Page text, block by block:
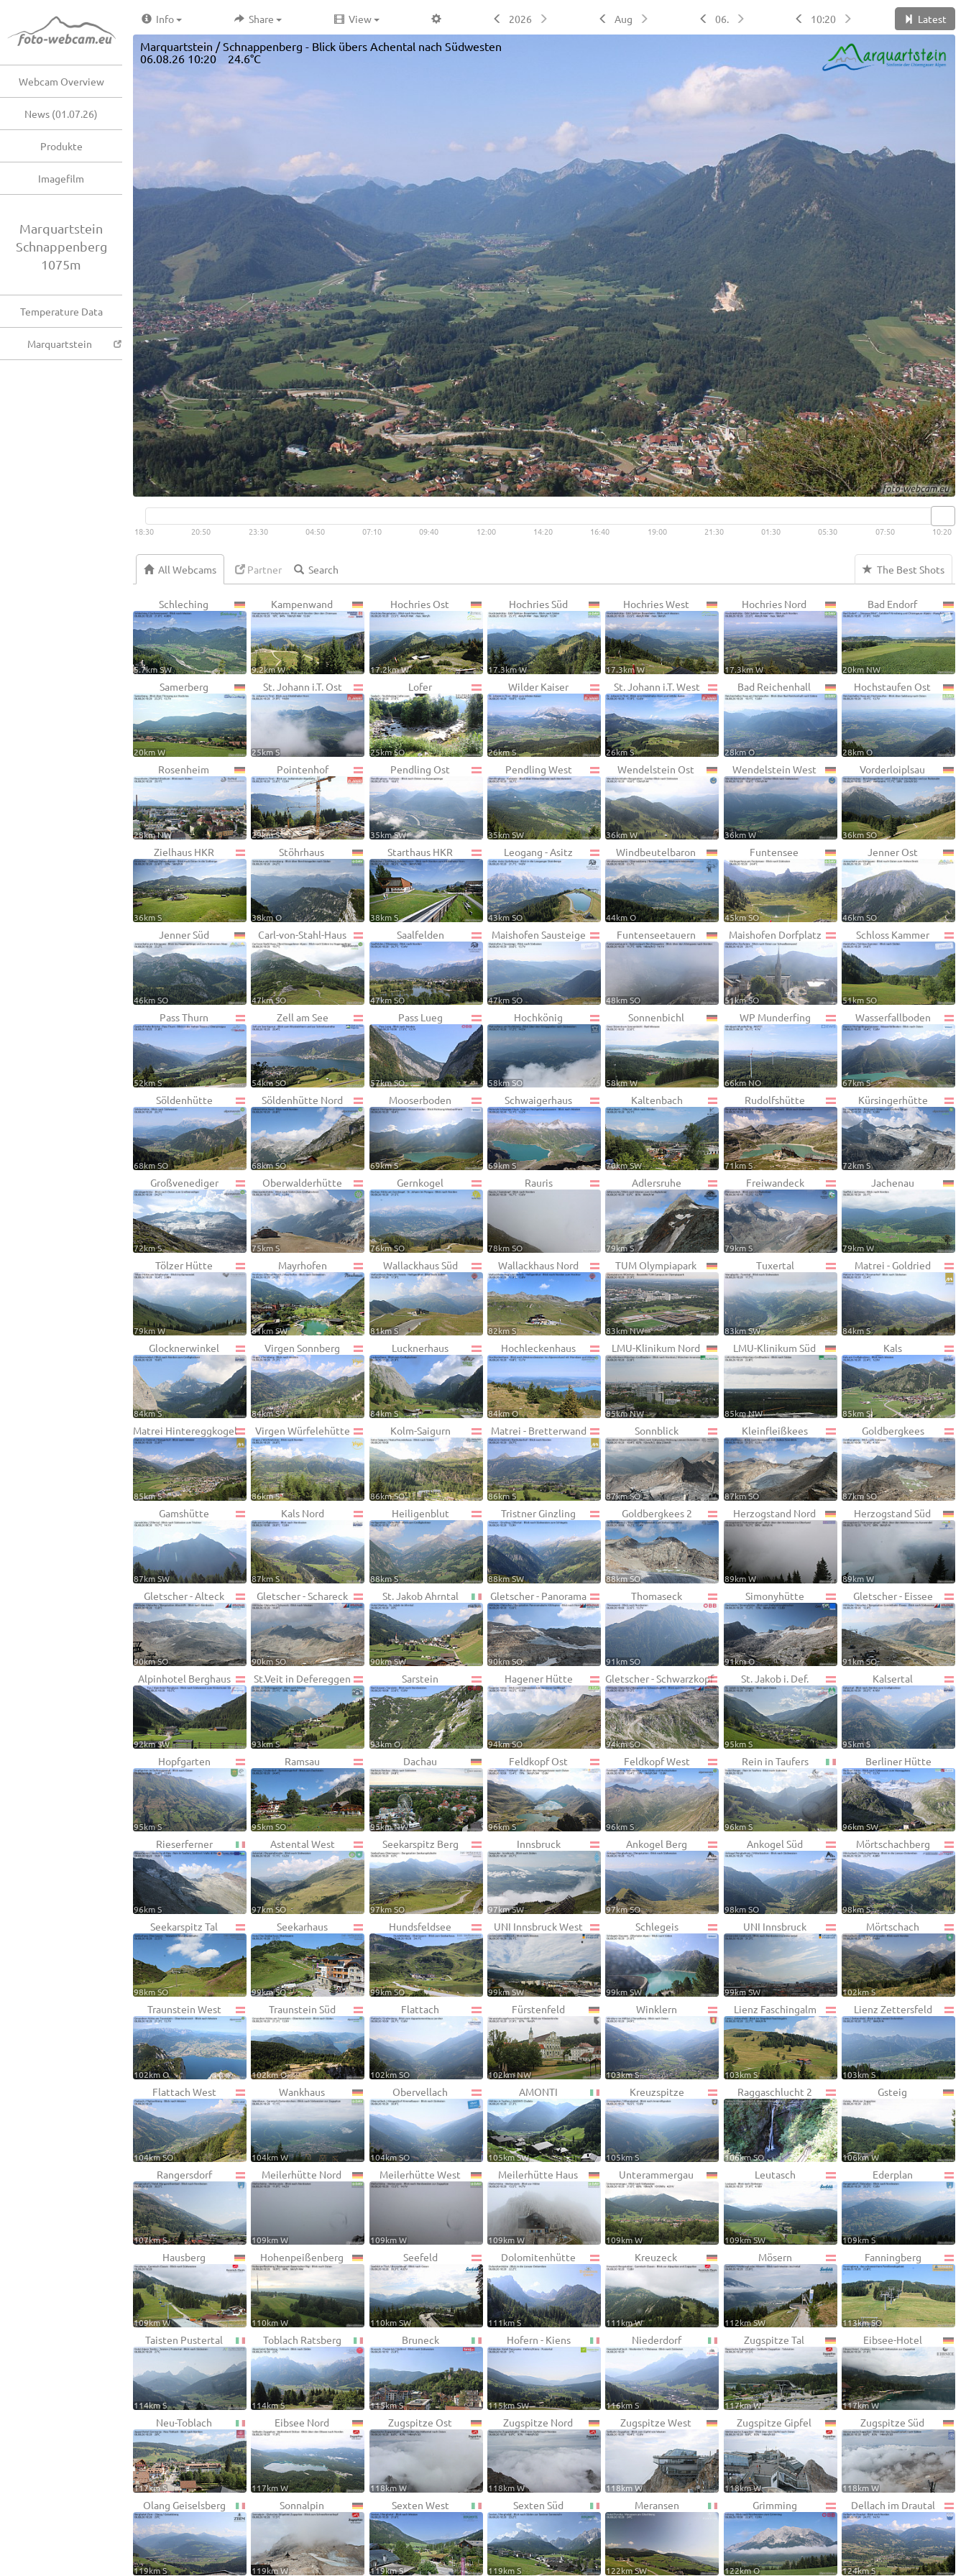
Webcam Overview
News (01.07.26)
Produkte
Imagefilm
Marquartstein
Schnappenberg
1075m
Temperature Data
Marquartstein
Info Share View 2026 Aug 06. 10:20 Latest
Marquartstein / Schnappenberg - Blick übers Achental nach Südwesten
06.08.26 10:20 24.6°C
Live video available → View
18:30 20:50 23:30 04:50 07:10 09:40 12:00 14:20 16:40 19:00 21:30 01:30 05:30 07:50 10:20
All Webcams The Best Shots
Partner
Schleching
5.7km SW
Kampenwand
9.2km W
Hochries Ost
17.2km W
Hochries Süd
17.3km W
Hochries West
17.3km W
Hochries Nord
17.3km W
Bad Endorf
20km NW
Samerberg
20km W
St. Johann i.T. Ost
25km S
Lofer
25km SO
Wilder Kaiser
26km S
St. Johann i.T. West
26km S
Bad Reichenhall
28km O
Hochstaufen Ost
28km O
Rosenheim
28km NW
Pointenhof
29km S
Pendling Ost
35km SW
Pendling West
35km SW
Wendelstein Ost
36km W
Wendelstein West
36km W
Vorderloiplsau
36km SO
Zielhaus HKR
36km S
Stöhrhaus
38km O
Starthaus HKR
38km S
Leogang - Asitz
43km SO
Windbeutelbaron
44km O
Funtensee
45km SO
Jenner Ost
46km SO
Jenner Süd
46km SO
Carl-von-Stahl-Haus
47km SO
Saalfelden
47km SO
Maishofen Sausteige
47km SO
Funtenseetauern
48km SO
Maishofen Dorfplatz
51km SO
Schloss Kammer
51km SO
Pass Thurn
52km S
Zell am See
54km SO
Pass Lueg
57km SO
Hochkönig
58km SO
Sonnenbichl
58km W
WP Munderfing
66km NO
Wasserfallboden
67km S
Söldenhütte
68km SO
Söldenhütte Nord
68km SO
Mooserboden
69km S
Schwaigerhaus
69km S
Kaltenbach
70km SW
Rudolfshütte
71km S
Kürsingerhütte
72km S
Großvenediger
72km S
Oberwalderhütte
75km S
Gernkogel
76km SO
Rauris
78km SO
Adlersruhe
79km S
Freiwandeck
79km S
Jachenau
79km W
Tölzer Hütte
79km W
Mayrhofen
81km SW
Wallackhaus Süd
81km S
Wallackhaus Nord
82km S
TUM Olympiapark
83km NW
Tuxertal
83km SW
Matrei - Goldried
84km S
Glocknerwinkel
84km S
Virgen Sonnberg
84km S
Lucknerhaus
84km S
Hochleckenhaus
84km O
LMU-Klinikum Nord
85km NW
LMU-Klinikum Süd
85km NW
Kals
85km S
Matrei Hintereggkogel
85km S
Virgen Würfelehütte
86km S
Kolm-Saigurn
86km SO
Matrei - Bretterwand
86km S
Sonnblick
87km SO
Kleinfleißkees
87km SO
Goldbergkees
87km SO
Gamshütte
87km SW
Kals Nord
87km S
Heiligenblut
88km S
Tristner Ginzling
88km SW
Goldbergkees 2
88km SO
Herzogstand Nord
89km W
Herzogstand Süd
89km W
Gletscher - Alteck
90km SO
Gletscher - Schareck
90km SO
St. Jakob Ahrntal
90km SW
Gletscher - Panorama
90km SO
Thomaseck
91km SO
Simonyhütte
91km O
Gletscher - Eissee
91km SO
Alpinhotel Berghaus
92km SW
St.Veit in Defereggen
93km S
Sarstein
93km O
Hagener Hütte
94km SO
Gletscher - Schwarzkopf
94km SO
St. Jakob i. Def.
95km S
Kalsertal
95km S
Hopfgarten
95km S
Ramsau
95km SO
Dachau
95km NW
Feldkopf Ost
96km S
Feldkopf West
96km S
Rein in Taufers
96km S
Berliner Hütte
96km SW
Rieserferner
96km S
Astental West
97km SO
Seekarspitz Berg
97km SO
Innsbruck
97km SW
Ankogel Berg
97km SO
Ankogel Süd
98km SO
Mörtschachberg
98km S
Seekarspitz Tal
98km SO
Seekarhaus
99km SO
Hundsfeldsee
99km SO
UNI Innsbruck West
99km SW
Schlegeis
99km SW
UNI Innsbruck
99km SW
Mörtschach
102km S
Traunstein West
102km O
Traunstein Süd
102km O
Flattach
102km SO
Fürstenfeld
102km NW
Winklern
103km S
Lienz Faschingalm
103km S
Lienz Zettersfeld
103km S
Flattach West
104km SO
Wankhaus
104km W
Obervellach
104km SO
AMONTI
105km SW
Kreuzspitze
105km S
Raggaschlucht 2
106km SO
Gsteig
106km W
Rangersdorf
107km S
Meilerhütte Nord
109km W
Meilerhütte West
109km W
Meilerhütte Haus
109km W
Unterammergau
109km W
Leutasch
109km SW
Ederplan
109km S
Hausberg
109km W
Hohenpeißenberg
110km W
Seefeld
110km SW
Dolomitenhütte
111km S
Kreuzeck
111km W
Mösern
112km SW
Fanningberg
113km SO
Taisten Pustertal
114km S
Toblach Ratsberg
114km S
Bruneck
115km S
Hofern - Kiens
115km SW
Niederdorf
116km S
Zugspitze Tal
117km W
Eibsee-Hotel
117km W
Neu-Toblach
117km S
Eibsee Nord
117km W
Zugspitze Ost
118km W
Zugspitze Nord
118km W
Zugspitze West
118km W
Zugspitze Gipfel
118km W
Zugspitze Süd
118km W
Olang Geiselsberg
119km S
Sonnalpin
119km W
Sexten West
119km S
Sexten Süd
119km S
Meransen
122km SW
Grimming
122km O
Dellach im Drautal
124km S